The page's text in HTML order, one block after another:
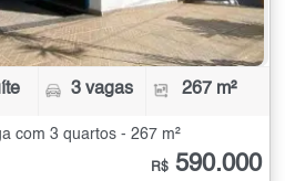
3 vagas 267 m²
com 3 quartos - 267 m²
R$ 590.000